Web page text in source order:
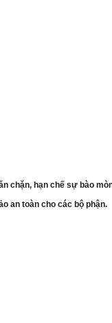
chặn, hạn chế sự bào
an toàn cho các bộ phận.